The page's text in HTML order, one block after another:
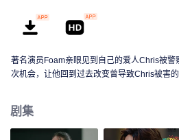
著名演员Foam亲眼见到自己的爱人Chris被
次机会，让他回到过去改变曾导致Chris被害
剧集